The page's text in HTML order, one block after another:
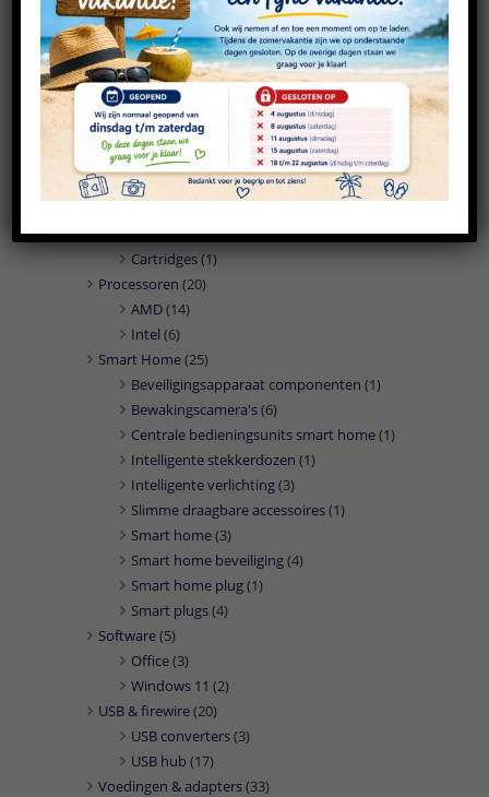
PC/workstation barebones(2)
PC's/workstations(26)
Presentatie middelen(1)
Marketing(1)
Printers(31)
Inktcartridges
(16)
Multifunctionals
Printerpapier(2)
Printers & scanners(1)
Cartridges(1)
Processoren (20)
AMD(14)
Intel (6)
Smart Home(25)
Beveiligingsapparaat componenten (1)
Bewakingscamera's(6)
Centrale bedieningsunits smart home(1)
Intelligente stekkerdozen (1)
Intelligente verlichting(3)
Slimme draagbare accessoires(1)
Smart home(3)
Smart home beveiliging(4)
Smart home plug(1)
Smart plugs(4)
Software(5)
Office(3)
Windows 11 (2)
USB & firewire(20)
USB converters(3)
USB hub (17)
Voedingen & adapters(33)